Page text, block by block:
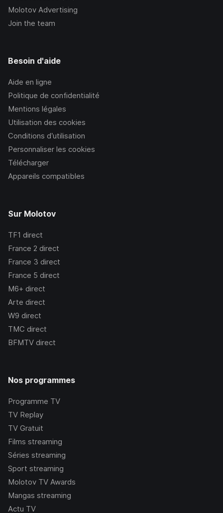
Molotov Advertising
Join the team
Besoin d'aide
Aide en ligne
Politique de confidentialité
Mentions légales
Utilisation des cookies
Conditions d’utilisation
Personnaliser les cookies
Télécharger
Appareils compatibles
Sur Molotov
TF1 direct
France 2 direct
France 3 direct
France 5 direct
M6+ direct
Arte direct
W9 direct
TMC direct
BFMTV direct
Nos programmes
Programme TV
TV Replay
TV Gratuit
Films streaming
Séries streaming
Sport streaming
Molotov TV Awards
Mangas streaming
Actu TV